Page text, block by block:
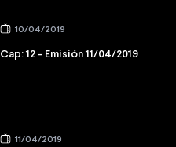
10/04/2019
Cap: 12 - Emisión 11/04/2019
11/04/2019